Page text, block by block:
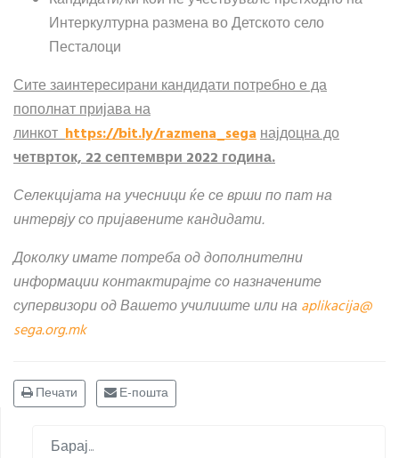
Интеркултурна размена во Детското село
Песталоци
Сите заинтересирани кандидати потребно е да
пополнат пријава на
линкотhttps://bit.ly/razmena_segaнајдоцна до
четврток, 22 септември 2022 година.
Селекцијата на учесници ќе се врши по пат на
интервју со пријавените кандидати.
Доколку имате потреба од дополнителни
информации контактирајте со назначените
супервизори од Вашето училиште или наaplikacija​@
sega.org.mk
Печати Е-пошта